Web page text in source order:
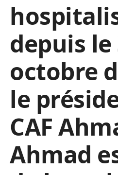
depuis le
octobre
le
CAF
Ahmad